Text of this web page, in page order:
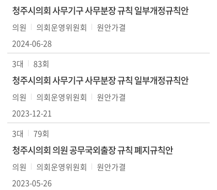
청주시의회 사무기구 사무분장 규칙 일부개정규칙안
의원 의회운영위원회
원안가결
2024-06-28
3대
83회
청주시의회 사무기구 사무분장 규칙 일부개정규칙안
의원 의회운영위원회
원안가결
2023-12-21
3대
79회
청주시의회 의원 공무국외출장 규칙 폐지규칙안
의원 의회운영위원회
원안가결
2023-05-26